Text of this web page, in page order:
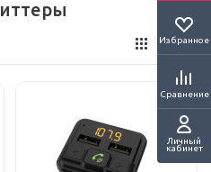
Избранное
Сравнение
Личный
кабинет